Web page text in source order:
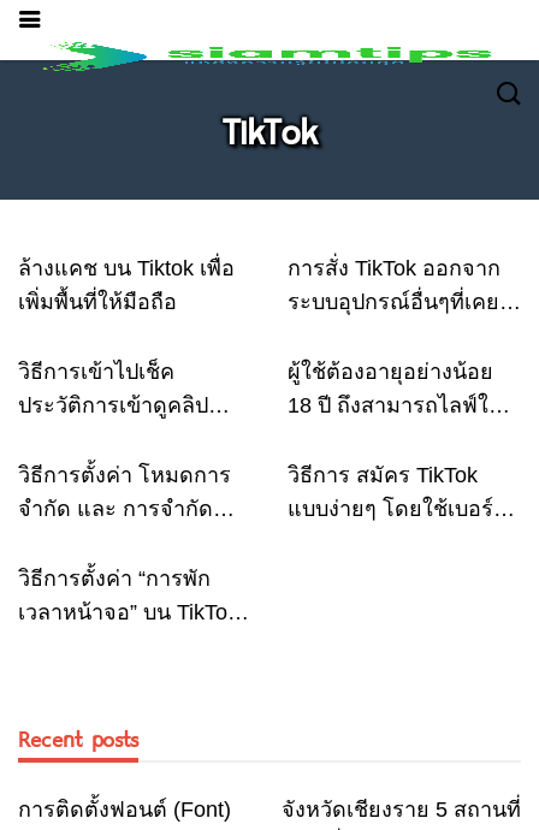
TikTok
ล้างแคช บน Tiktok เพื่อ
เพิ่มพื้นที่ให้มือถือ
การสั่ง TikTok ออกจาก
ระบบอุปกรณ์อื่นๆที่เคย
วิธีการเข้าไปเช็ค
ประวัติการเข้าดูคลิป
ผู้ใช้ต้องอายุอย่างน้อย
18 ปี ถึงสามารถไลฟ์ใน
วิธีการตั้งค่า โหมดการ
จำกัด และ การจำกัด
TikTok
วิธีการ สมัคร TikTok
แบบง่ายๆ โดยใช้เบอร์มือ
วิธีการตั้งค่า “การพัก
เวลาหน้าจอ” บน TikTok
Recent posts
Computer
การติดตั้งฟอนต์ (Font)
Travel
จังหวัดเชียงราย 5 สถานที่